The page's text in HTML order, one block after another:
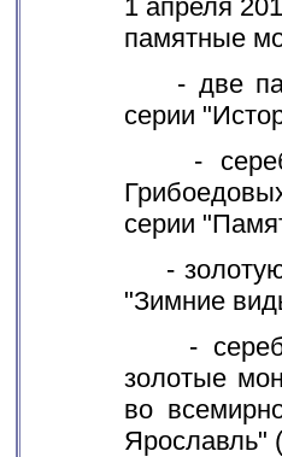
1 апреля
памятные
- две
серии
-
серии
- золотую
"Зимние
-
золотые
во
Ярославль"